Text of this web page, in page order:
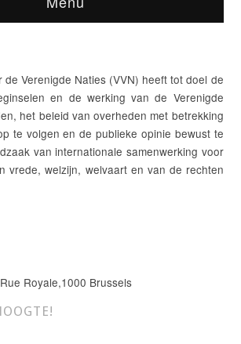
de Verenigde Naties (VVN) heeft tot doel de
en de werking van de Verenigde
het beleid van overheden met betrekking
te volgen en de publieke opinie bewust te
van internationale samenwerking voor
vrede, welzijn, welvaart en van de rechten
Royale,1000 Brussels